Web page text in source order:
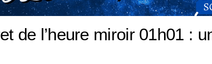
de l’heure miroir 01h01 :